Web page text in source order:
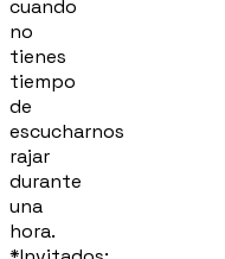
cuando
no
tienes
tiempo
de
escucharnos
rajar
durante
una
hora.